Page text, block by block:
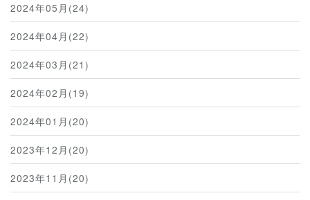
2024年05月(24)
2024年04月(22)
2024年03月(21)
2024年02月(19)
2024年01月(20)
2023年12月(20)
2023年11月(20)